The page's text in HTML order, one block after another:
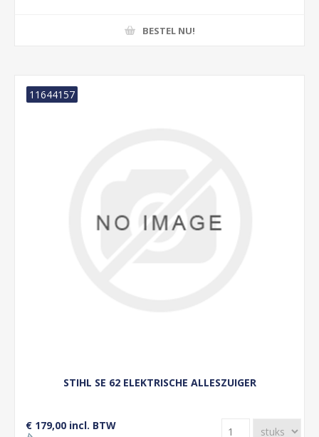
BESTEL NU!
STIHL SE 62 ELEKTRISCHE ALLESZUIGER
11644157
€ 179,00 incl. BTW